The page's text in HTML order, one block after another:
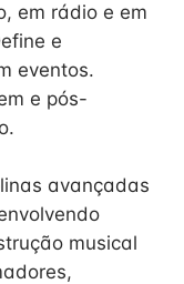
em rádio e em
e
eventos.
e pós-
avançadas
musical